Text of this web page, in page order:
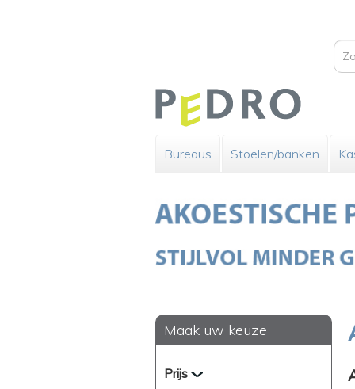
Bureaus Stoelen/banken
Maak uw keuze
Prijs